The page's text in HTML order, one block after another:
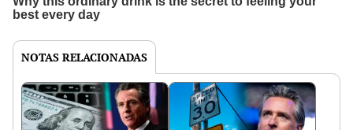
NOTAS RELACIONADAS